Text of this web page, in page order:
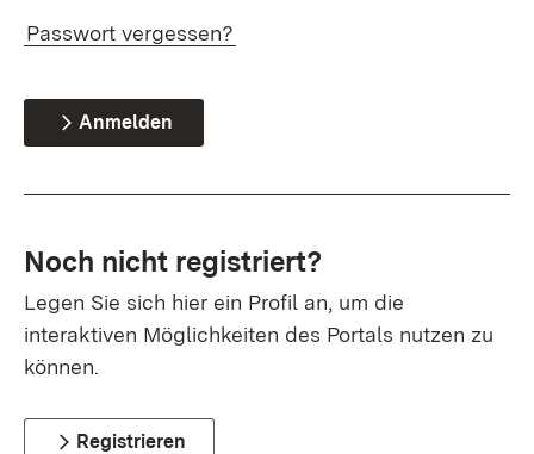
Passwort vergessen?
Anmelden
Noch nicht registriert?
Legen Sie sich hier ein Profil an, um die
interaktiven Möglichkeiten des Portals nutzen zu
können.
Registrieren